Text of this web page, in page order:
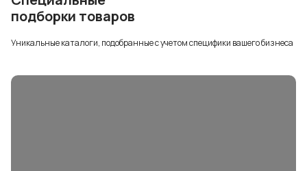
подборки товаров
Уникальные каталоги, подобранные с учетом специфики вашего бизнеса